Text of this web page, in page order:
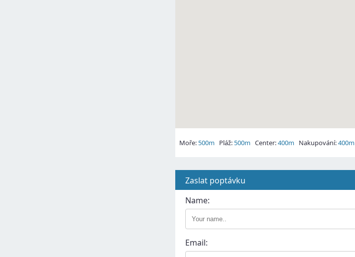
Moře: 500m Pláž: 500m Center:400m Nakupování:400m
Zaslat poptávku
Name:
Email: